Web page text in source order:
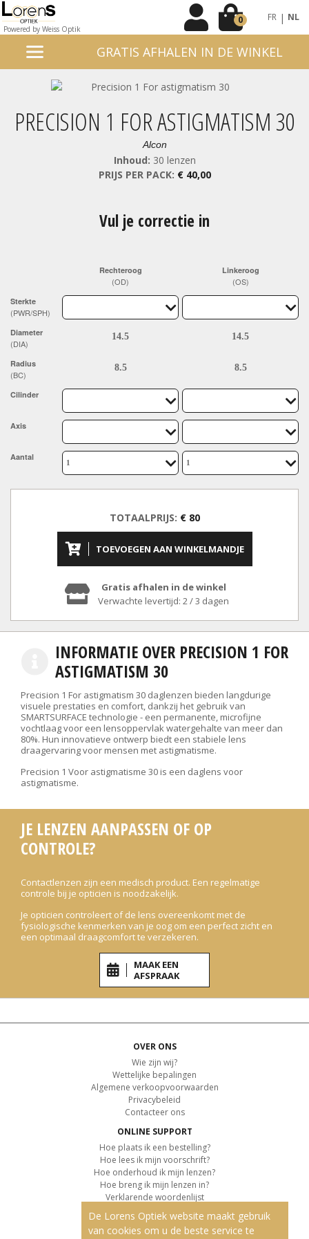
Powered by Weiss Optik
0 FR | NL
GRATIS AFHALEN IN DE WINKEL
PRECISION 1 FOR ASTIGMATISM 30
Alcon
Inhoud: 30 lenzen
PRIJS PER PACK: € 40,00
Vul je correctie in
Sterkte
(PWR/SPH)
Diameter
(DIA)
Radius
(BC)
Cilinder
Axis
Aantal
Rechteroog
(OD)
Linkeroog
(OS)
TOTAALPRIJS: € 80
TOEVOEGEN AAN WINKELMANDJE
Gratis afhalen in de winkel
Verwachte levertijd: 2 / 3 dagen
INFORMATIE OVER PRECISION 1 FOR
ASTIGMATISM 30
Precision 1 For astigmatism 30 daglenzen bieden langdurige
visuele prestaties en comfort, dankzij het gebruik van
SMARTSURFACE technologie - een permanente, microfijne
vochtlaag voor een lensoppervlak watergehalte van meer dan
80%. Hun innovatieve ontwerp biedt een stabiele lens
draagervaring voor mensen met astigmatisme.
Precision 1 Voor astigmatisme 30 is een daglens voor
astigmatisme.
JE LENZEN AANPASSEN OF OP
CONTROLE?
Contactlenzen zijn een medisch product. Een regelmatige
controle bij je opticien is noodzakelijk.
Je opticien controleert of de lens overeenkomt met de
fysiologische kenmerken van je oog om een perfect zicht en
een optimaal draagcomfort te verzekeren.
MAAK EEN
AFSPRAAK
OVER ONS
Wie zijn wij?
Wettelijke bepalingen
Algemene verkoopvoorwaarden
Privacybeleid
Contacteer ons
ONLINE SUPPORT
Hoe plaats ik een bestelling?
Hoe lees ik mijn voorschrift?
Hoe onderhoud ik mijn lenzen?
Hoe breng ik mijn lenzen in?
Verklarende woordenlijst
KLANTENSERVICE
Informatie over de levering
De Lorens Optiek website maakt gebruik
van cookies om u de beste service te